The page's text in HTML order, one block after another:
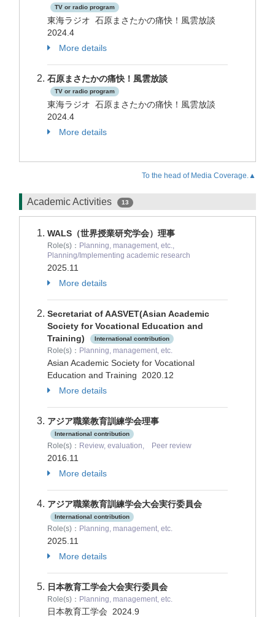
TV or radio program
東海ラジオ 石原まさたかの痛快！風雲放談
2024.4
More details
石原まさたかの痛快！風雲放談
TV or radio program
東海ラジオ 石原まさたかの痛快！風雲放談
2024.4
More details
To the head of Media Coverage.▲
Academic Activities 13
WALS（世界授業研究学会）理事
Role(s)： Planning, management, etc.,
Planning/Implementing academic research
2025.11
More details
Secretariat of AASVET(Asian Academic
Society for Vocational Education and
Training)
International contribution
Role(s)： Planning, management, etc.
Asian Academic Society for Vocational
Education and Training 2020.12
More details
アジア職業教育訓練学会理事
International contribution
Role(s)： Review, evaluation, Peer review
2016.11
More details
アジア職業教育訓練学会大会実行委員会
International contribution
Role(s)： Planning, management, etc.
2025.11
More details
日本教育工学会大会実行委員会
Role(s)： Planning, management, etc.
日本教育工学会 2024.9